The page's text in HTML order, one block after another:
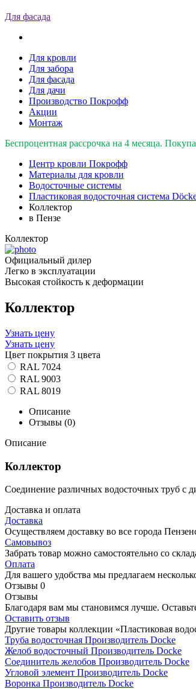
Для фасада
Для кровли
Для забора
Для фасада
Для дачи
Производство Покрофф
Акции
Монтаж
Беспроцентная рассрочка на 4 месяца.
Центр кровли Покрофф
Материалы для кровли
Водосточные системы
Пластиковая водосточная система
Коллектор
в Пензе
Коллектор
Официальный дилер
Легко в эксплуатации
Высокая стойкость к деформации
Коллектор
Узнать цену
Узнать цену
Цвет покрытия 3 цвета
RAL 7024
RAL 9003
RAL 8019
Описание
Отзывы (0)
Описание
Коллектор
Соединение различных водосточных труб с
Доставка и оплата
Доставка
Осуществляем доставку во все города
Самовывоз
Забрать товар можно самостоятельно со
Оплата
Для вашего удобства мы предлагаем
Отзывы 0
Отзывы
Благодаря вам мы становимся лучше.
Оставить отзыв
Другие товары коллекции «Пластиковая
Труба водосточная Производитель Docke
Желоб водосточный Производитель Docke
Соединитель желобов Производитель Docke
Угловой элемент Производитель Docke
Воронка Производитель Docke